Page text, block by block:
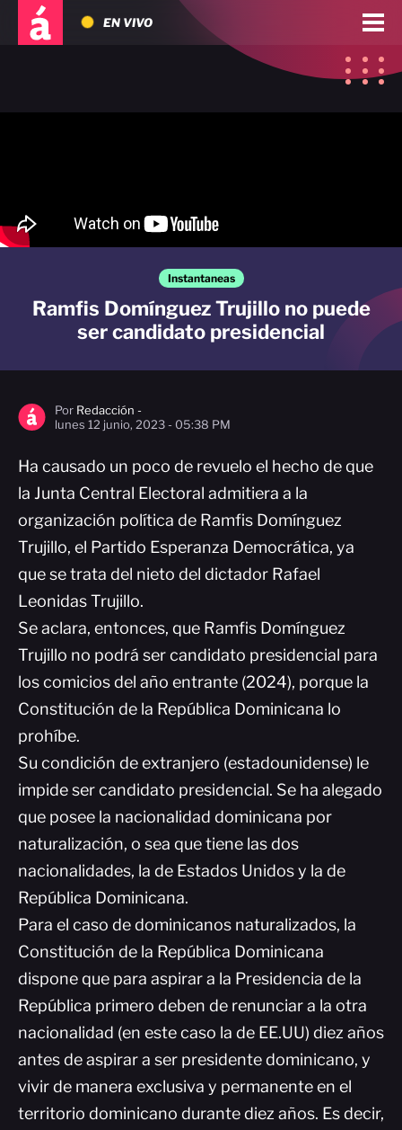
EN VIVO
Instantaneas
Ramfis Domínguez Trujillo no puede
ser candidato presidencial
Por Redacción -
lunes 12 junio, 2023 - 05:38 PM
Ha causado un poco de revuelo el hecho de que
la Junta Central Electoral admitiera a la
organización política de Ramfis Domínguez
Trujillo, el Partido Esperanza Democrática, ya
que se trata del nieto del dictador Rafael
Leonidas Trujillo.
Se aclara, entonces, que Ramfis Domínguez
Trujillo no podrá ser candidato presidencial para
los comicios del año entrante (2024), porque la
Constitución de la República Dominicana lo
prohíbe.
Su condición de extranjero (estadounidense) le
impide ser candidato presidencial. Se ha alegado
que posee la nacionalidad dominicana por
naturalización, o sea que tiene las dos
nacionalidades, la de Estados Unidos y la de
República Dominicana.
Para el caso de dominicanos naturalizados, la
Constitución de la República Dominicana
dispone que para aspirar a la Presidencia de la
República primero deben de renunciar a la otra
nacionalidad (en este caso la de EE.UU) diez años
antes de aspirar a ser presidente dominicano, y
vivir de manera exclusiva y permanente en el
territorio dominicano durante diez años. Es decir,